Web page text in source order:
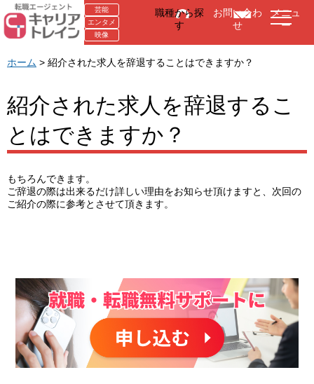
芸能
エンタメ
映像
職種から探
す
お問い合わ
せ
メニュ
ー
ホーム > 紹介された求人を辞退することはできますか？
紹介された求人を辞退するこ
とはできますか？
もちろんできます。
ご辞退の際は出来るだけ詳しい理由をお知らせ頂けますと、次回の
ご紹介の際に参考とさせて頂きます。